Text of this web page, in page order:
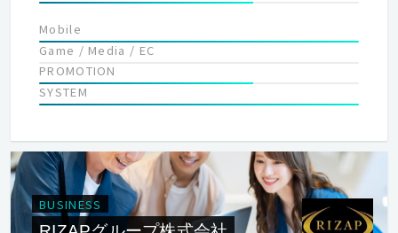
Mobile
Game / Media / EC
PROMOTION
SYSTEM
BUSINESS